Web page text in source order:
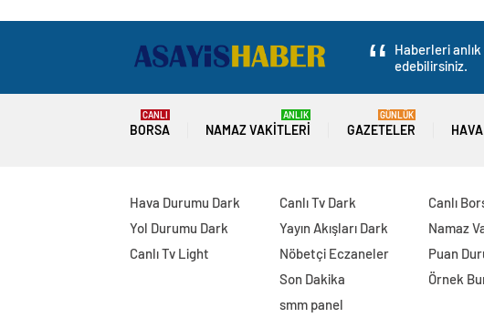
Haberleri
edebilirsiniz.
BORSA
CANLI
NAMAZ VAKITLERI
ANLIK
GAZETELER
GÜNLÜK
Hava Durumu Dark
Yol Durumu Dark
Canlı Tv Light
Canlı Tv Dark
Yayın Akışları Dark
Nöbetçi Eczaneler
Son Dakika
smm panel
Canlı
Namaz
Puan
Örnek